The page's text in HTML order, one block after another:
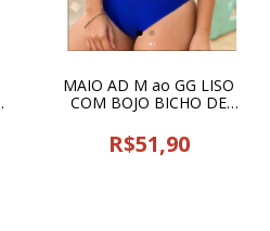
MAIO AD M ao GG LISO
COM BOJO BICHO DE
R$51,90